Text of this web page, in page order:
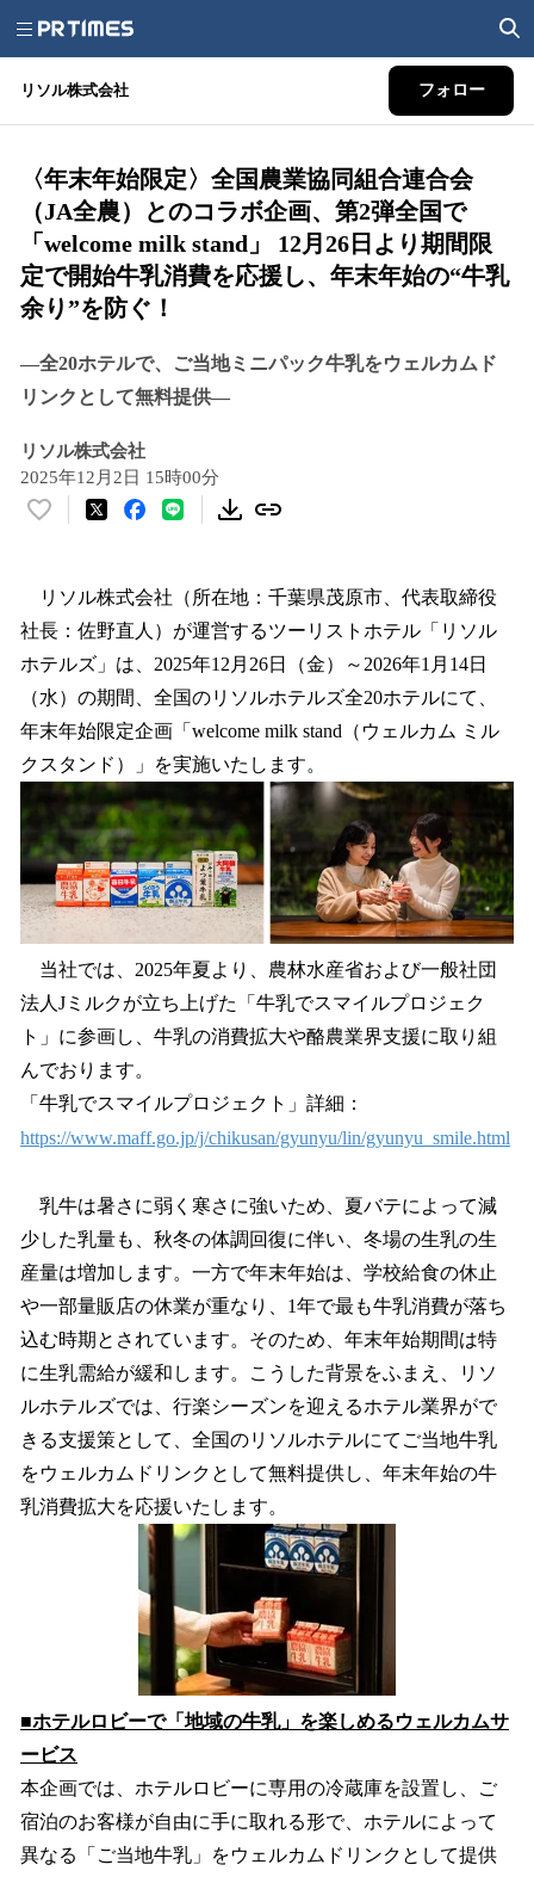
リソル株式会社 フォロー
〈年末年始限定〉全国農業協同組合連合会
（JA全農）とのコラボ企画、第2弾全国で
「welcome milk stand」 12月26日より期間限
定で開始牛乳消費を応援し、年末年始の“牛乳
余り”を防ぐ！
―全20ホテルで、ご当地ミニパック牛乳をウェルカムド
リンクとして無料提供―
リソル株式会社
2025年12月2日 15時00分
い
！
数
を
読
み
込
み
中
で
リソル株式会社（所在地：千葉県茂原市、代表取締役
社長：佐野直人）が運営するツーリストホテル「リソル
ホテルズ」は、2025年12月26日（金）～2026年1月14日
（水）の期間、全国のリソルホテルズ全20ホテルにて、
年末年始限定企画「welcome milk stand（ウェルカム ミル
クスタンド）」を実施いたします。
当社では、2025年夏より、農林水産省および一般社団
法人Jミルクが立ち上げた「牛乳でスマイルプロジェク
ト」に参画し、牛乳の消費拡大や酪農業界支援に取り組
んでおります。
「牛乳でスマイルプロジェクト」詳細：
https://www.maff.go.jp/j/chikusan/gyunyu/lin/gyunyu_smile.html
乳牛は暑さに弱く寒さに強いため、夏バテによって減
少した乳量も、秋冬の体調回復に伴い、冬場の生乳の生
産量は増加します。一方で年末年始は、学校給食の休止
や一部量販店の休業が重なり、1年で最も牛乳消費が落ち
込む時期とされています。そのため、年末年始期間は特
に生乳需給が緩和します。こうした背景をふまえ、リソ
ルホテルズでは、行楽シーズンを迎えるホテル業界がで
きる支援策として、全国のリソルホテルにてご当地牛乳
をウェルカムドリンクとして無料提供し、年末年始の牛
乳消費拡大を応援いたします。
■ホテルロビーで「地域の牛乳」を楽しめるウェルカムサ
ービス
本企画では、ホテルロビーに専用の冷蔵庫を設置し、ご
宿泊のお客様が自由に手に取れる形で、ホテルによって
異なる「ご当地牛乳」をウェルカムドリンクとして提供